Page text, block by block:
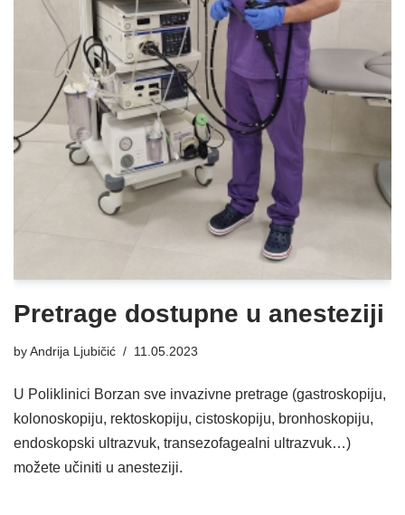
Pretrage dostupne u anesteziji
byAndrija Ljubičić 11.05.2023
U Poliklinici Borzan sve invazivne pretrage (gastroskopiju,
kolonoskopiju, rektoskopiju, cistoskopiju, bronhoskopiju,
endoskopski ultrazvuk, transezofagealni ultrazvuk…)
možete učiniti u anesteziji.